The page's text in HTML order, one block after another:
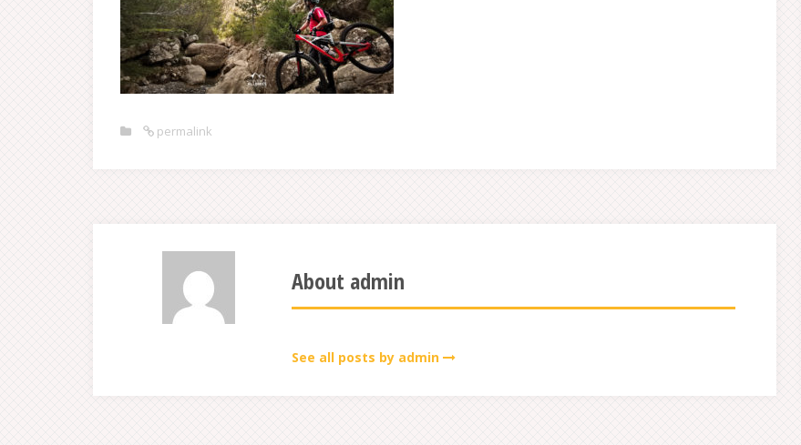
permalink
About admin
See all posts by admin